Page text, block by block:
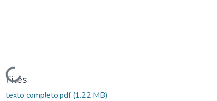
Files
texto completo.pdf(1.22 MB)